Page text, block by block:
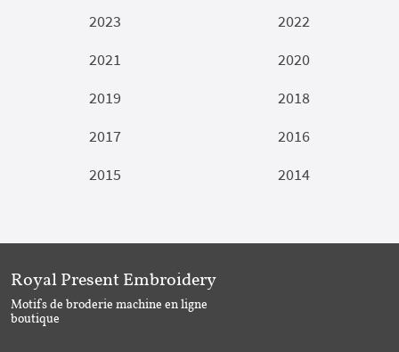
2023
2022
2021
2020
2019
2018
2017
2016
2015
2014
Royal Present Embroidery
Motifs de broderie machine en ligne
boutique